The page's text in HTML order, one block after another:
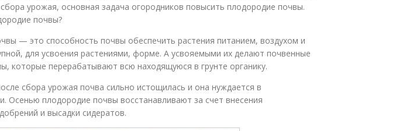
урожая, основная задача огородников повысить плодородие почвы.
почвы?
— это способность почвы обеспечить растения питанием, воздухом и
для усвоения растениями, форме. А усвояемыми их делают почвенные
которые перерабатывают всю находящуюся в грунте органику.
сбора урожая почва сильно истощилась и она нуждается в
Осенью плодородие почвы восстанавливают за счет внесения
и высадки сидератов.